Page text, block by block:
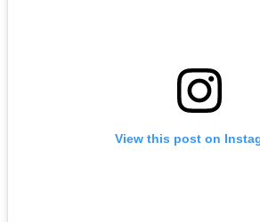
View this post on